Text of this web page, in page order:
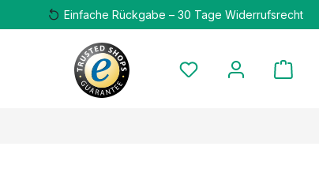
Einfache Rückgabe – 30 Tage Widerrufsrecht